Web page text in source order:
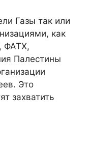
Газы так или
как
ФАТХ,
Палестины
Это
захватить